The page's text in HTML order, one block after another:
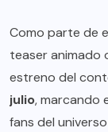
Como parte de
teaser animado
estreno del
julio, marcando
fans del universo